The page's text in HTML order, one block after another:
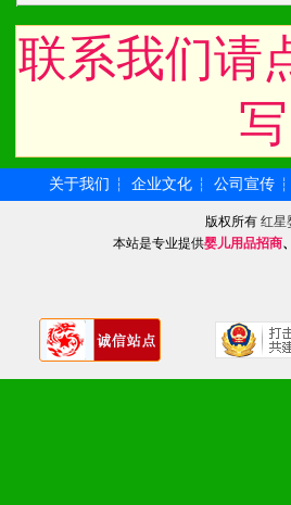
八、品牌产品
1、不断提升
2、不断开创
化。
九、加盟优势
1、广告企划
品全面配赠，
联系我们请
关于我们 ┆ 企业文化 ┆ 公司宣传 ┆
版权所有红星
本站是专业提供婴儿用品招商、